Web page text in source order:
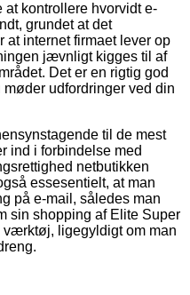
kontrollere hvorvidt e-
grundet at det
at internet firmaet lever op
jævnligt kigges til af
Det er en rigtig god
udfordringer ved din
til de mest
ind i forbindelse med
netbutikken
essesentielt, at man
på e-mail, således man
sin shopping af Elite Super
værktøj, ligegyldigt om man